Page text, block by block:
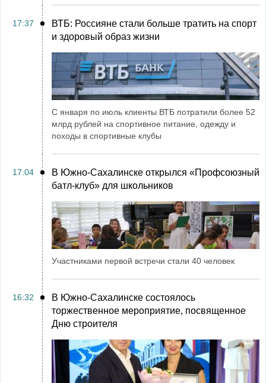
17:37
ВТБ: Россияне стали больше тратить на спорт
и здоровый образ жизни
С января по июль клиенты ВТБ потратили более 52
млрд рублей на спортивное питание, одежду и
походы в спортивные клубы
17:04
В Южно-Сахалинске открылся «Профсоюзный
батл-клуб» для школьников
Участниками первой встречи стали 40 человек
16:32
В Южно-Сахалинске состоялось
торжественное мероприятие, посвященное
Дню строителя